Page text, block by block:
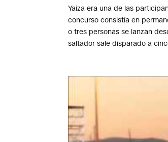
Yaiza era una de las
concurso consistía en
o tres personas se lanzan
saltador sale disparado a